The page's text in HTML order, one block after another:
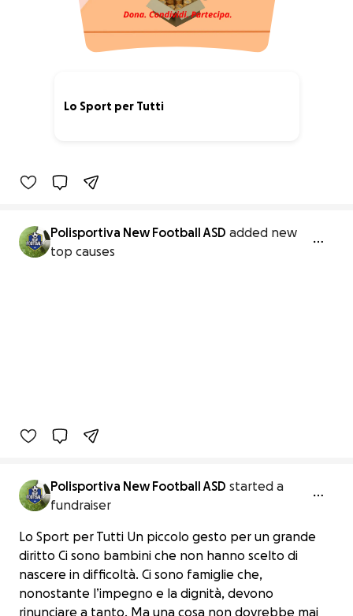
Lo Sport per Tutti
Polisportiva New Football ASD added new
top causes
Polisportiva New Football ASD started a
fundraiser
Lo Sport per Tutti Un piccolo gesto per un grande
diritto Ci sono bambini che non hanno scelto di
nascere in difficoltà. Ci sono famiglie che,
nonostante l’impegno e la dignità, devono
rinunciare a tanto. Ma una cosa non dovrebbe mai